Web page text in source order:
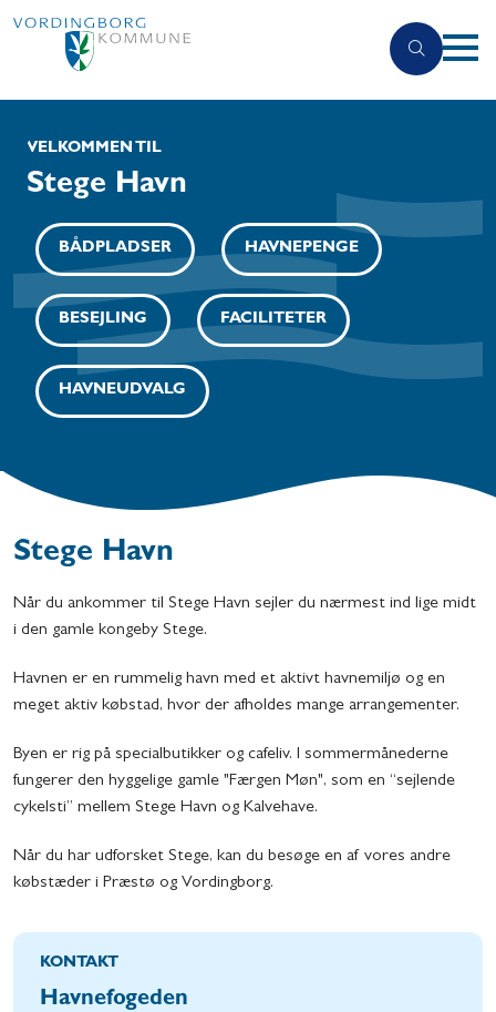
VELKOMMEN TIL
Stege Havn
BÅDPLADSER HAVNEPENGE
BESEJLING FACILITETER
HAVNEUDVALG
Stege Havn
Når du ankommer til Stege Havn sejler du nærmest ind lige midt
i den gamle kongeby Stege.
Havnen er en rummelig havn med et aktivt havnemiljø og en
meget aktiv købstad, hvor der afholdes mange arrangementer.
Byen er rig på specialbutikker og cafeliv. I sommermånederne
fungerer den hyggelige gamle "Færgen Møn", som en “sejlende
cykelsti” mellem Stege Havn og Kalvehave.
Når du har udforsket Stege, kan du besøge en af vores andre
købstæder i Præstø og Vordingborg.
KONTAKT
Havnefogeden